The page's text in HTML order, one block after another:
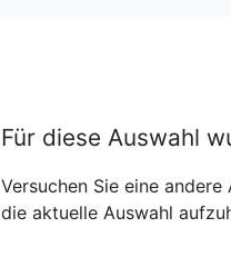
Für diese Auswahl
Versuchen Sie eine
die aktuelle Auswahl